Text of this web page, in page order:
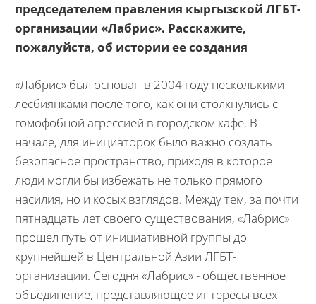
председателем правления кыргызской ЛГБТ-
организации «Лабрис». Расскажите,
пожалуйста, об истории ее создания
«Лабрис» был основан в 2004 году несколькими
лесбиянками после того, как они столкнулись с
гомофобной агрессией в городском кафе. В
начале, для инициаторок было важно создать
безопасное пространство, приходя в которое
люди могли бы избежать не только прямого
насилия, но и косых взглядов. Между тем, за почти
пятнадцать лет своего существования, «Лабрис»
прошел путь от инициативной группы до
крупнейшей в Центральной Азии ЛГБТ-
организации. Сегодня «Лабрис» - общественное
объединение, представляющее интересы всех